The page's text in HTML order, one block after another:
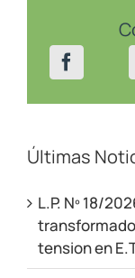
Últimas
L.P. Nº 18/
tension en